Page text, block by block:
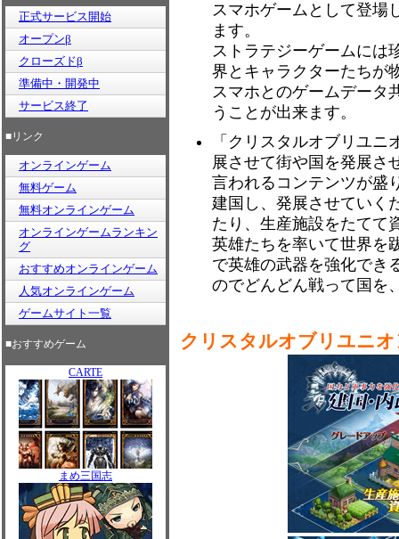
正式サービス開始
オープンβ
クローズドβ
準備中・開発中
サービス終了
■リンク
オンラインゲーム
無料ゲーム
無料オンラインゲーム
オンラインゲームランキン
グ
おすすめオンラインゲーム
人気オンラインゲーム
ゲームサイト一覧
■おすすめゲーム
CARTE
まめ三国志
スマホゲームとして登場
ます。
ストラテジーゲームには
界とキャラクターたちが
スマホとのゲームデータ
うことが出来ます。
「クリスタルオブリユ
展させて街や国を発展さ
言われるコンテンツが盛
建国し、発展させていく
たり、生産施設をたてて
英雄たちを率いて世界を
で英雄の武器を強化でき
のでどんどん戦って国を
クリスタルオブリユニ